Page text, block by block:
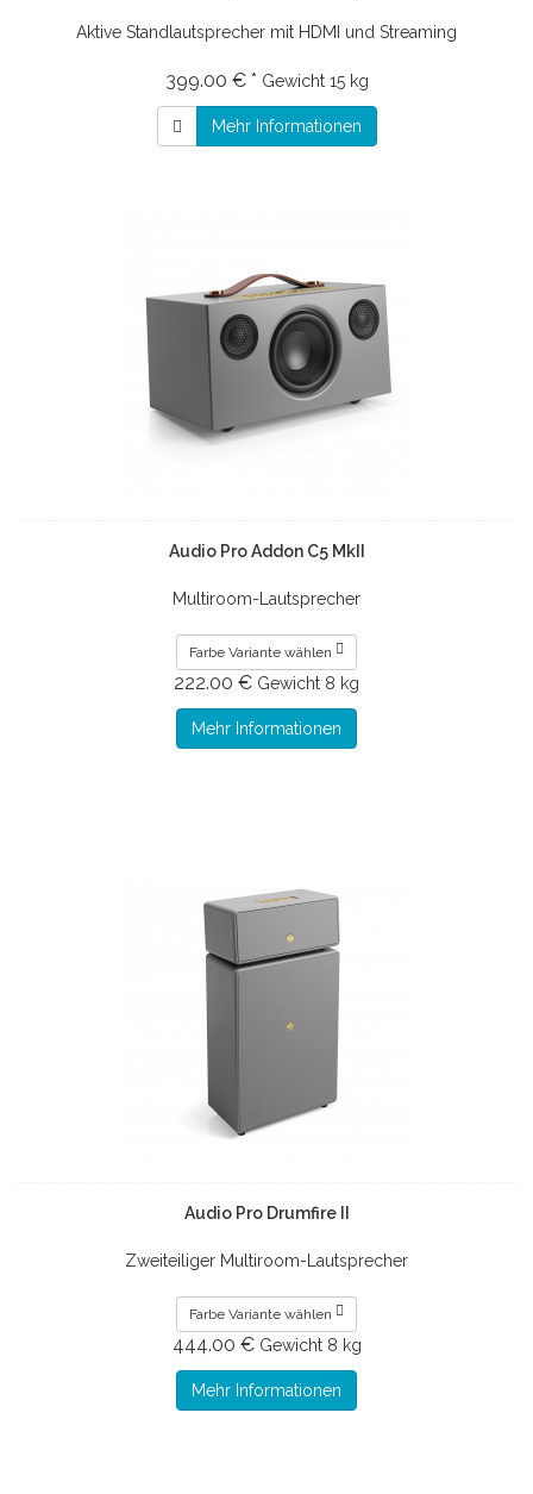
Aktive Standlautsprecher mit HDMI und Streaming
399.00 € * Gewicht 15 kg
Mehr Informationen
Audio Pro Addon C5 MkII
Multiroom-Lautsprecher
Farbe Variante wählen
222.00 € Gewicht 8 kg
Mehr Informationen
Audio Pro Drumfire II
Zweiteiliger Multiroom-Lautsprecher
Farbe Variante wählen
444.00 € Gewicht 8 kg
Mehr Informationen